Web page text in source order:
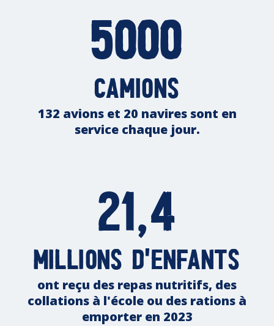
5000
camions
132 avions et 20 navires sont en
service chaque jour.
21,4
millions d'enfants
ont reçu des repas nutritifs, des
collations à l'école ou des rations à
emporter en 2023